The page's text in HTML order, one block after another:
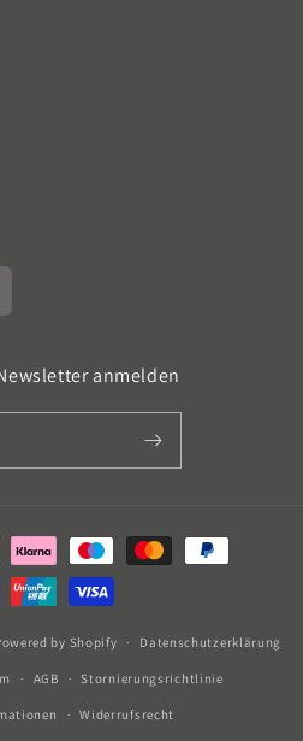
anmelden
by Shopify Datenschutzerklärung
AGB Stornierungsrichtlinie
Widerrufsrecht